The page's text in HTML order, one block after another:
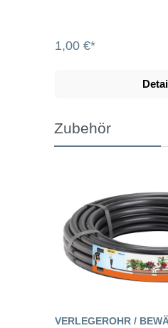
1,00 €*
Zubehör
VERLEGEROHR /